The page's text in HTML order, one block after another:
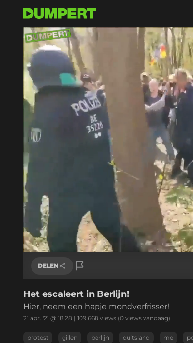
/
DELEN
Link kopiëren
Het escaleert in Berlijn!
Hier, neem een hapje mondverfrisser!
21 apr. '21 @ 18:28 | 109.668 views (0 views vandaag)
protest gillen berlijn duitsland me